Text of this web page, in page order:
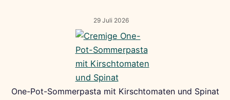
29 Juli 2026
One-Pot-Sommerpasta mit Kirschtomaten und Spinat